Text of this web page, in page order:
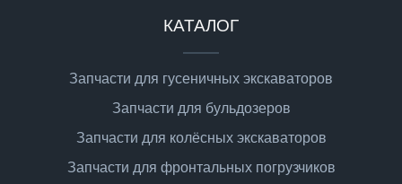
КАТАЛОГ
Запчасти для гусеничных экскаваторов
Запчасти для бульдозеров
Запчасти для колёсных экскаваторов
Запчасти для фронтальных погрузчиков